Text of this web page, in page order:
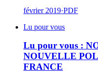
février 2019·PDF
Lu pour vous
Lu pour vous :
NOUVELLE
FRANCE